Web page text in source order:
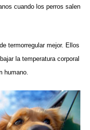
cuando los perros salen
termorregular mejor. Ellos
la temperatura corporal
humano.